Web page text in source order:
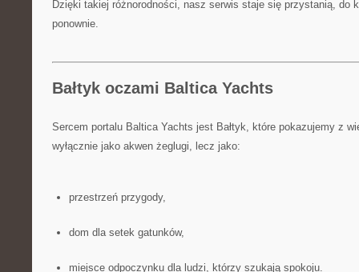
Dzięki takiej różnorodności, nasz serwis staje się przystanią, do
ponownie.
Bałtyk oczami Baltica Yachts
Sercem portalu Baltica Yachts jest Bałtyk, które pokazujemy z
wyłącznie jako akwen żeglugi, lecz jako:
przestrzeń przygody,
dom dla setek gatunków,
miejsce odpoczynku dla ludzi, którzy szukają spokoju.